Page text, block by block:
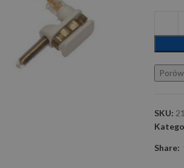
SKU:
Share: